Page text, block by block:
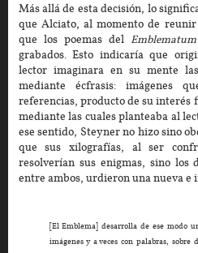
Más allá de esta decisión, lo
que Alciato, al momento de
que los poemas del Emblematum
grabados. Esto indicaría que
lector imaginara en su mente
mediante écfrasis: imágenes
referencias, producto de su interés
mediante las cuales planteaba al
ese sentido, Steyner no hizo sino
que sus xilografías, al ser
resolverían sus enigmas, sino los
entre ambos, urdieron una nueva e
[El Emblema] desarrolla de ese modo
imágenes y a veces con palabras,